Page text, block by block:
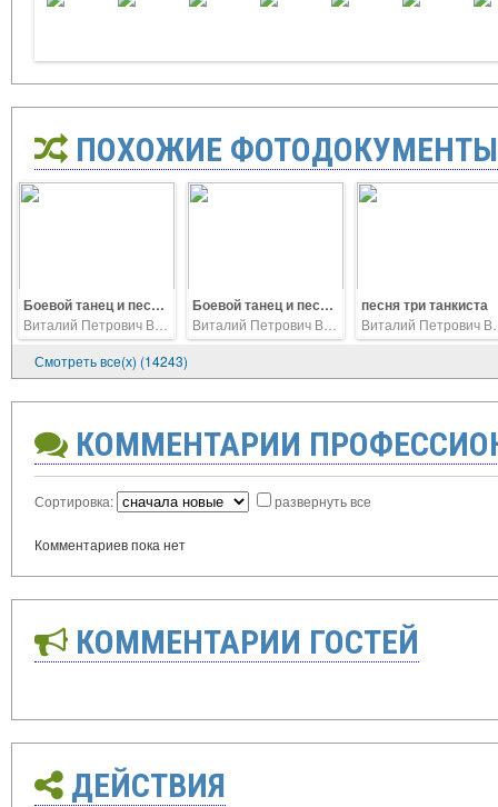
ПОХОЖИЕ ФОТОДОКУМЕНТЫ
Боевой танец и песня Ангольских курсантов специального факультета Вольского военного института Тыла. Боевой танец и песня Ангольских курсантов специального факультета Вольского военного института Тыла. песня три танкиста
Смотреть все(х) (14243)
КОММЕНТАРИИ
Сортировка: развернуть все
Комментариев пока нет
КОММЕНТАРИИ ГОСТЕЙ
ДЕЙСТВИЯ